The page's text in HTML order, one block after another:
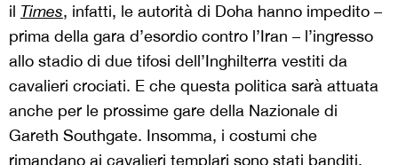
il Times, infatti, le autorità di Doha hanno impedito –
prima della gara d’esordio contro l’Iran – l’ingresso
allo stadio di due tifosi dell’Inghilterra vestiti da
cavalieri crociati. E che questa politica sarà attuata
anche per le prossime gare della Nazionale di
Gareth Southgate. Insomma, i costumi che
rimandano ai cavalieri templari sono stati banditi.